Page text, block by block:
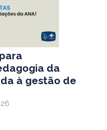
da
à gestão de